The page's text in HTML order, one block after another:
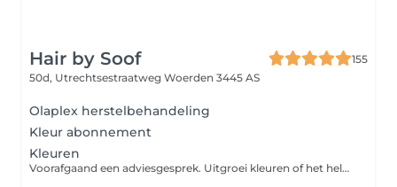
Hair by Soof
155
50d, Utrechtsestraatweg Woerden 3445 AS
Olaplex herstelbehandeling
Kleur abonnement
Kleuren
Voorafgaand een adviesgesprek. Uitgroei kleuren of het hele haar. Prijs vanaf 34,75 Drogen Incl.